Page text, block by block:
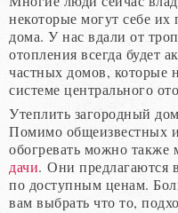
некоторые могут себе их
дома. У нас вдали от
отопления всегда будет
частных домов, которые
системе центрального
Утеплить загородный
Помимо общеизвестных
обогревать можно также
дачи. Они предлагаются
по доступным ценам.
вам выбрать что то,